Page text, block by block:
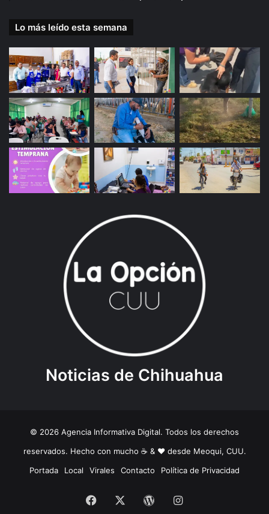
Lo más leído esta semana
Noticias de Chihuahua
© 2026 Agencia Informativa Digital. Todos los derechos
reservados. Hecho con mucho ☕️ & ❤️ desde Meoqui, CUU.
Portada
Local Virales Contacto Política de Privacidad
Facebook WordPressInstagram